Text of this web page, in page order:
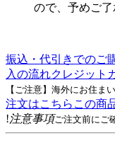
ので、予めご了
振込・代引きでのご
入の流れクレジット
【ご注意】海外にお住ま
注文はこちら この商
!注意事項ご注文前にご